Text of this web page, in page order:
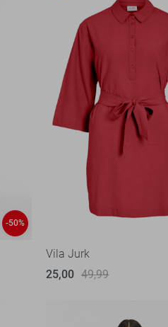
-50%
Vila Jurk
25,00 49,99